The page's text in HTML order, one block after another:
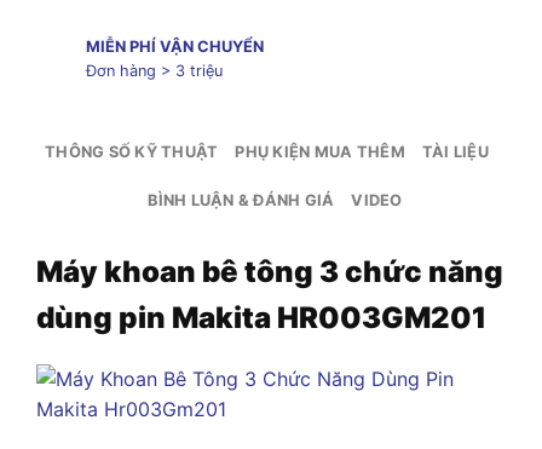
MIỄN PHÍ VẬN CHUYỂN
Đơn hàng > 3 triệu
THÔNG SỐ KỸ THUẬT PHỤ KIỆN MUA THÊM TÀI LIỆU
BÌNH LUẬN & ĐÁNH GIÁ VIDEO
Máy khoan bê tông 3 chức năng
dùng pin Makita HR003GM201